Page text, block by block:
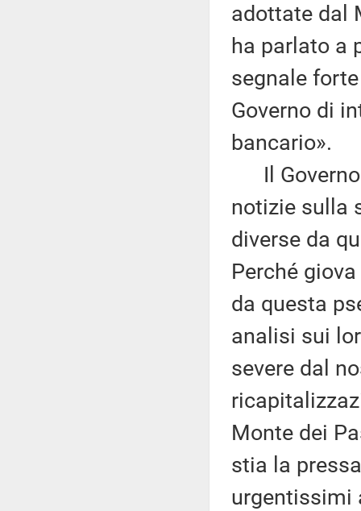
adottate dal
ha parlato a
segnale
Governo di
bancario».
Il Governo
notizie sulla
diverse da
Perché
da questa
analisi sui
severe dal
Monte dei
stia la
urgentissimi